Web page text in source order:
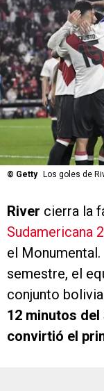
© Getty Los goles de
River cierra la
Sudamericana
el
semestre, el
conjunto
12 minutos
convirtió el